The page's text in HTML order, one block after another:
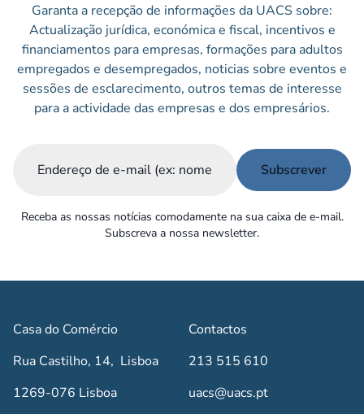
Garanta a recepção de informações da UACS sobre:
Actualização jurídica, económica e fiscal, incentivos e
financiamentos para empresas, formações para adultos
empregados e desempregados, noticias sobre eventos e
sessões de esclarecimento, outros temas de interesse
para a actividade das empresas e dos empresários.
Receba as nossas notícias comodamente na sua caixa de e-mail.
Subscreva a nossa newsletter.
Casa do Comércio
Rua Castilho, 14, Lisboa
1269-076 Lisboa
Contactos
213 515 610
uacs@uacs.pt